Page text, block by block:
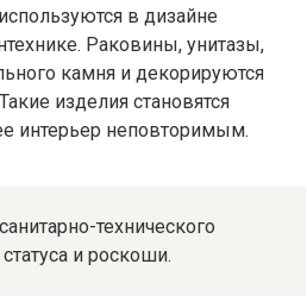
в дизайне
Раковины, унитазы,
камня и декорируются
изделия становятся
интерьер неповторимым.
технического
и роскоши.